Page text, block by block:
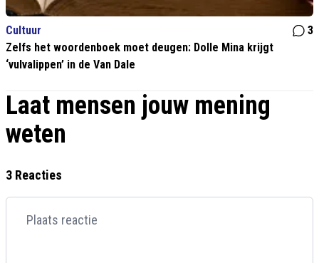
Cultuur
3
Zelfs het woordenboek moet deugen: Dolle Mina krijgt
‘vulvalippen’ in de Van Dale
Laat mensen jouw mening
weten
3 Reacties